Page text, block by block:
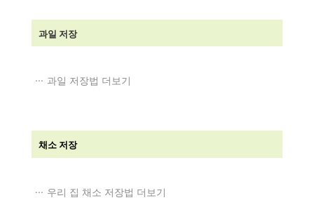
과일 저장
과일 저장법 더보기
채소 저장
우리 집 채소 저장법 더보기